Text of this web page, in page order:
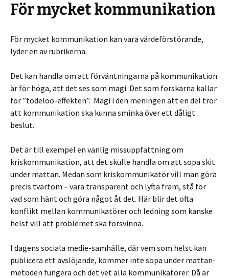
För mycket kommunikation
För mycket kommunikation kan vara värdeförstörande,
lyder en av rubrikerna.
Det kan handla om att förväntningarna på kommunikation
är för höga, att det ses som magi. Det som forskarna kallar
för ”todeloo-effekten”. Magi i den meningen att en del tror
att kommunikation ska kunna sminka över ett dåligt
beslut.
Det är till exempel en vanlig missuppfattning om
kriskommunikation, att det skulle handla om att sopa skit
under mattan. Medan som kriskommunikatör vill man göra
precis tvärtom – vara transparent och lyfta fram, stå för
vad som hänt och göra något åt det. Här blir det ofta
konflikt mellan kommunikatörer och ledning som kanske
helst vill att problemet ska försvinna.
I dagens sociala medie-samhälle, där vem som helst kan
publicera ett avslöjande, kommer inte sopa under mattan-
metoden fungera och det vet alla kommunikatörer. Då är